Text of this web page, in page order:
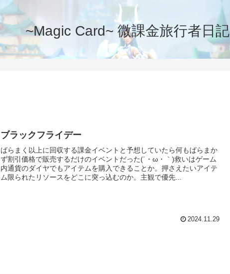
~Magic Card~ 微課金旅行者日記
ブラックフライデー
ばらまく以上に回収する課金イベントと予想していたら何もばらまか
ず割引価格で販売するだけのイベントだった(´・ω・｀)救いはゲーム
内通貨のダイヤでもアイテムを購入できることか。押さえたいアイテ
ム限られたリソースをどこに突っ込むのか。主観で優先...
2024.11.29